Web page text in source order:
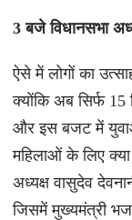
3 बजे विधानसभा
ऐसे में लोगों का
क्योंकि अब सिर्फ
और इस बजट में
महिलाओं के लिए
अध्यक्ष वासुदेव
जिसमें मुख्यमंत्री